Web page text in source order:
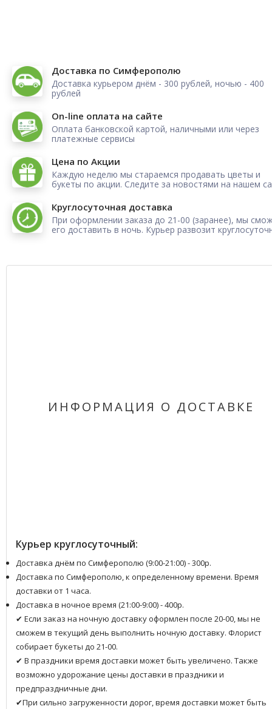
Доставка по Симферополю
Доставка курьером днём - 300 рублей, ночью - 400
рублей
On-line оплата на сайте
Оплата банковской картой, наличными или через
платежные сервисы
Цена по Акции
Каждую неделю мы стараемся продавать цветы и
букеты по акции. Следите за новостями на нашем
Круглосуточная доставка
При оформлении заказа до 21-00 (заранее), мы
его доставить в ночь. Курьер развозит
ИНФОРМАЦИЯ О ДОСТАВКЕ
Курьер круглосуточный:
Доставка днём по Симферополю (9:00-21:00) - 300р.
Доставка по Симферополю, к определенному времени. Время
доставки от 1 часа.
Доставка в ночное время (21:00-9:00) - 400р.
✔ Если заказ на ночную доставку оформлен после 20-00, мы не
сможем в текущий день выполнить ночную доставку. Флорист
собирает букеты до 21-00.
✔ В праздники время доставки может быть увеличено. Также
возможно удорожание цены доставки в праздники и
предпраздничные дни.
✔При сильно загруженности дорог, время доставки может быть